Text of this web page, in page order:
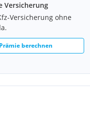
Versicherung
Versicherung ohne
berechnen